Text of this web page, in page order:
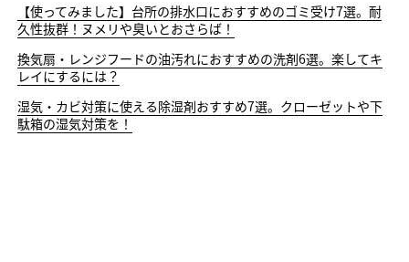
【使ってみました】台所の排水口におすすめのゴミ受け7選。耐
久性抜群！ヌメリや臭いとおさらば！
換気扇・レンジフードの油汚れにおすすめの洗剤6選。楽してキ
レイにするには？
湿気・カビ対策に使える除湿剤おすすめ7選。クローゼットや下
駄箱の湿気対策を！